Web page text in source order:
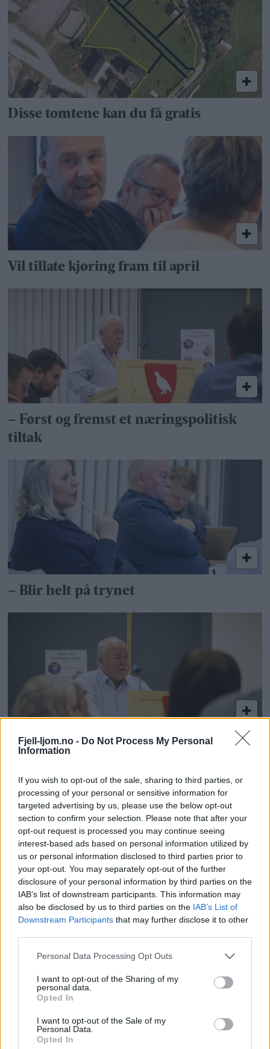
Fjell-ljom.no - Do Not Process My Personal
Information
If you wish to opt-out of the sale, sharing to third parties, or
processing of your personal or sensitive information for
targeted advertising by us, please use the below opt-out
section to confirm your selection. Please note that after your
opt-out request is processed you may continue seeing
interest-based ads based on personal information utilized by
us or personal information disclosed to third parties prior to
your opt-out. You may separately opt-out of the further
disclosure of your personal information by third parties on the
IAB’s list of downstream participants. This information may
also be disclosed by us to third parties on the IAB’s List of
Downstream Participants that may further disclose it to other
Personal Data Processing Opt Outs
I want to opt-out of the Sharing of my
personal data.
Opted In
I want to opt-out of the Sale of my
Personal Data.
Opted In
Disse tomtene kan du få gratis
Vil tillate kjøring fram til april
– Først og fremst et næringspolitisk
tiltak
– Blir helt på trynet
– Et samarbeid uten begeistring, glede
– Frykter «kjepper i hjula» for årets